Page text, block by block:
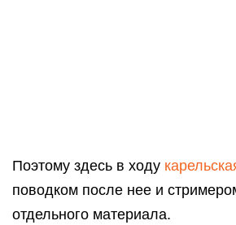
Поэтому здесь в ходу
поводком после нее и
отдельного материала.